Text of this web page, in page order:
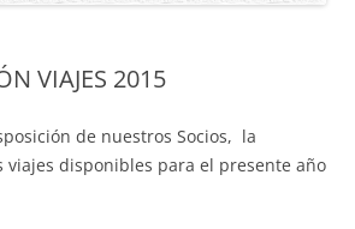
VIAJES 2015
de nuestros Socios, la
viajes disponibles para el presente año